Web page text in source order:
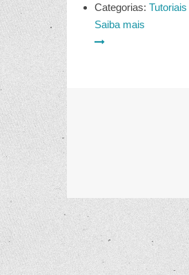
Categorias: Tutoriais
Saiba mais